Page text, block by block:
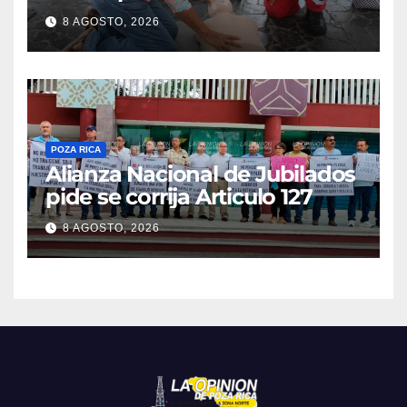
cardiorrespiratorio mueren
8 AGOSTO, 2026
POZA RICA
Alianza Nacional de Jubilados
pide se corrija Articulo 127
8 AGOSTO, 2026